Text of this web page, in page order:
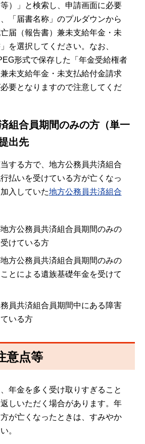
）」と検索し、申請画面に必要
「届書名称」のプルダウンから
亡届（報告書）兼未支給年金・未
を選択してください。なお、
形式で保存した「年金受給権者
未支給年金・未支払給付金請求
要となりますので注意してくだ
組合員期間のみの方（単一
出先
する方で、地方公務員共済組合
払いを受けている方が亡くなっ
入していた地方公務員共済組合
方公務員共済組合員期間のみの
けている方
方公務員共済組合員期間のみの
とによる遺族基礎年金を受けて
員共済組合員期間中にある障害
いる方
意点等
年金を多く受け取りすぎること
しいただく場合があります。年
が亡くなったときは、すみやか
。